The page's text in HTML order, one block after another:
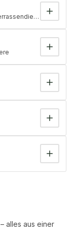
grau,
alles aus einer